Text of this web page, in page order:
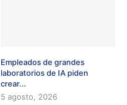
Empleados de grandes
laboratorios de IA piden
crear...
5 agosto, 2026